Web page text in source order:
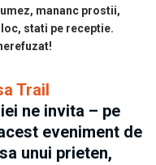
mananc prostii,
stati pe receptie.
Trail
ne invita – pe
eveniment de
unui prieten,